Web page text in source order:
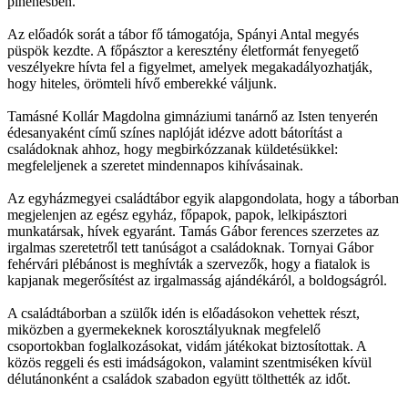
Az előadók sorát a tábor fő támogatója, Spányi Antal megyés
püspök kezdte. A főpásztor a keresztény életformát fenyegető
veszélyekre hívta fel a figyelmet, amelyek megakadályozhatják,
hogy hiteles, örömteli hívő emberekké váljunk.
Tamásné Kollár Magdolna gimnáziumi tanárnő az Isten tenyerén
édesanyaként című színes naplóját idézve adott bátorítást a
családoknak ahhoz, hogy megbirkózzanak küldetésükkel:
megfeleljenek a szeretet mindennapos kihívásainak.
Az egyházmegyei családtábor egyik alapgondolata, hogy a táborban
megjelenjen az egész egyház, főpapok, papok, lelkipásztori
munkatársak, hívek egyaránt. Tamás Gábor ferences szerzetes az
irgalmas szeretetről tett tanúságot a családoknak. Tornyai Gábor
fehérvári plébánost is meghívták a szervezők, hogy a fiatalok is
kapjanak megerősítést az irgalmasság ajándékáról, a boldogságról.
A családtáborban a szülők idén is előadásokon vehettek részt,
miközben a gyermekeknek korosztályuknak megfelelő
csoportokban foglalkozásokat, vidám játékokat biztosítottak. A
közös reggeli és esti imádságokon, valamint szentmiséken kívül
délutánonként a családok szabadon együtt tölthették az időt.